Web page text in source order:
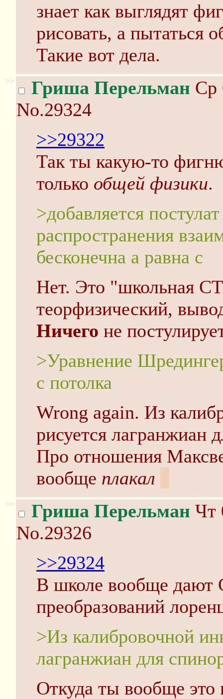
знает как выглядят
рисовать, а пытаться
Такие вот дела.
>> Гриша Перельман Ср
No.29324
>>29322
Так ты какую-то
только общей физики.
>добавляется
распространения
бесконечна а равна c
Нет. Это "школьная
теорфизический,
Ничего не
>Уравнение
с потолка
Wrong again. Из
рисуется лагранжиан
Про отношения
вообще плакал
>> Гриша Перельман Чт
No.29326
>>29324
В школе вообще дают
преобразований
>Из калибровочной
лагранжиан для
Откуда ты вообще